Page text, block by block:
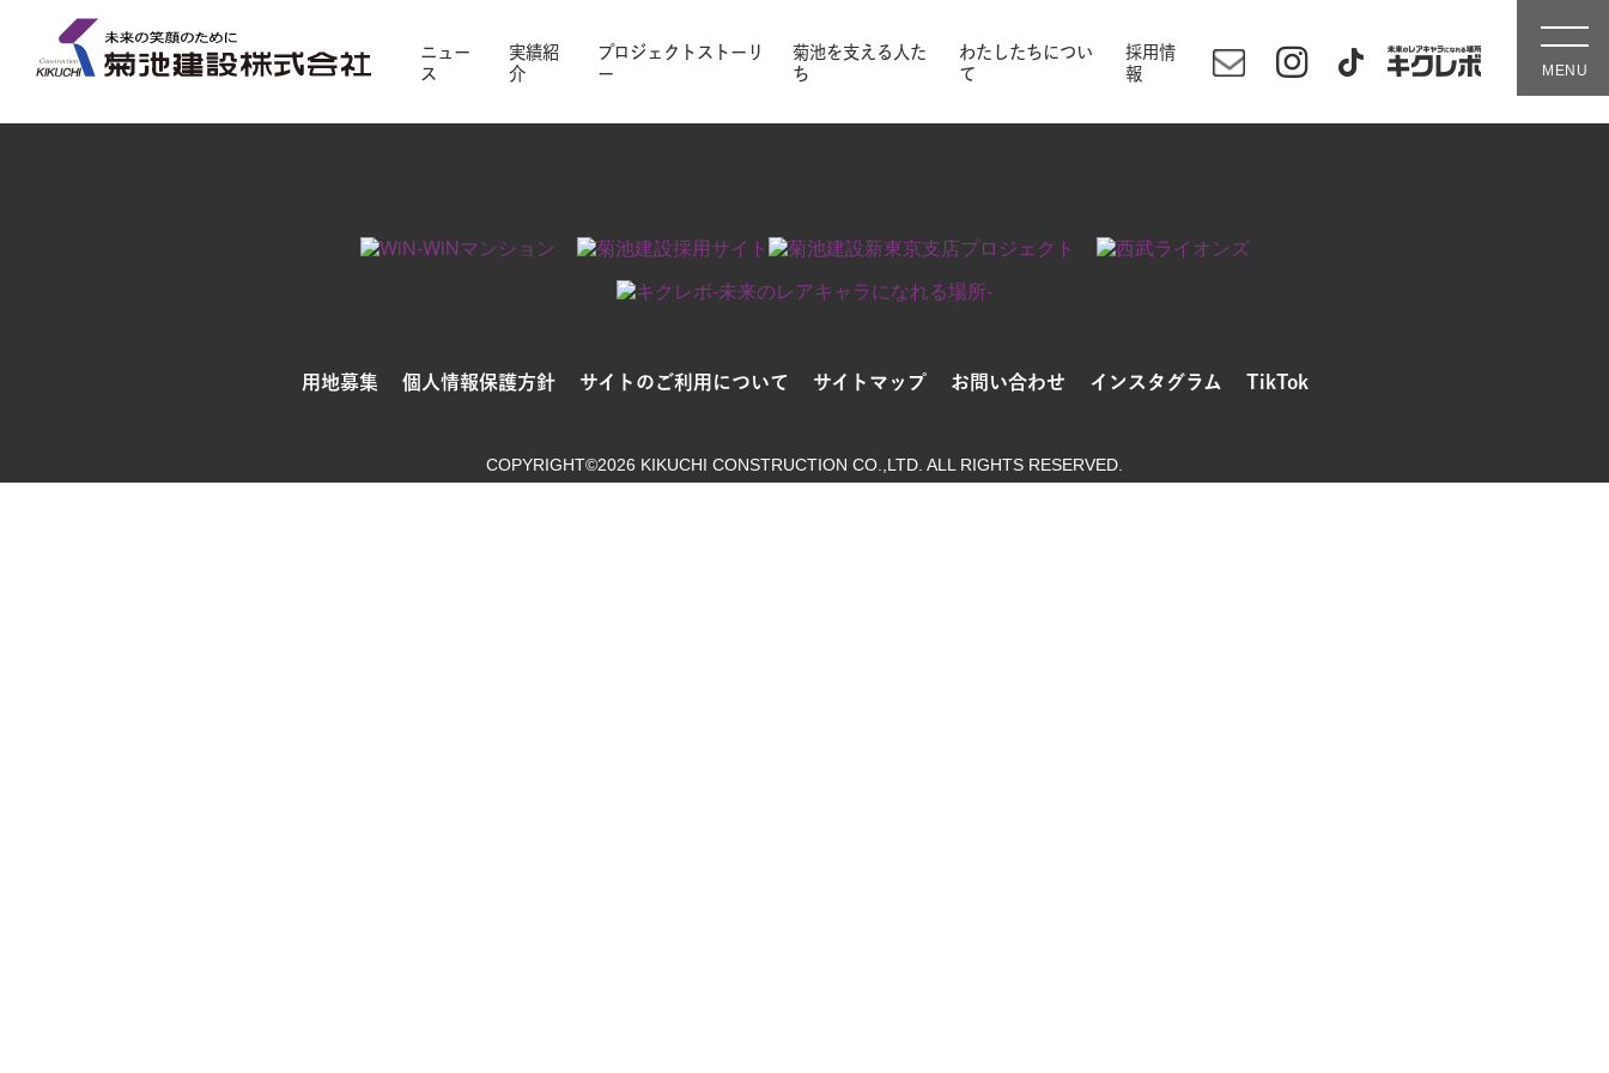
ニュー
ス
実績紹
介
プロジェクトストーリ
ー
菊池を支える人た
ち
わたしたちについ
て
採用情
報
用地募集 個人情報保護方針 サイトのご利用について サイトマップ お問い合わせ インスタグラム TikTok
COPYRIGHT©2026 KIKUCHI CONSTRUCTION CO.,LTD. ALL RIGHTS RESERVED.